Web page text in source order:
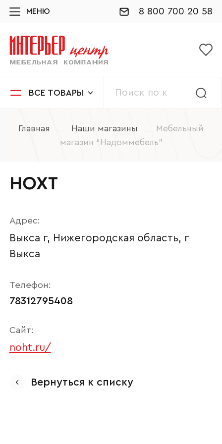
МЕНЮ 8 800 700 20 58
ВСЕ ТОВАРЫ
Главная Наши магазины
Мебельный
магазин “Надоммебель”
НОХТ
Адрес:
Выкса г, Нижегородская область, г
Выкса
Телефон:
78312795408
Сайт:
noht.ru/
Вернуться к списку
Ваше имя